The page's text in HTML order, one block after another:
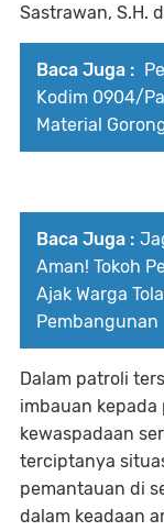
Sastrawan, S.H.
Baca Juga :
Kodim 0904/
Material
Baca Juga :
Aman! Tokoh
Ajak Warga
Pembangunan
Dalam patroli
imbauan
kewaspadaan
terciptanya
pemantauan di
dalam keadaan